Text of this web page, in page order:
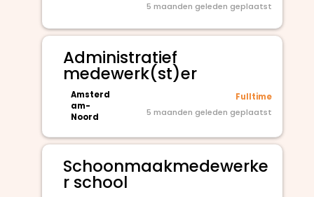
5 maanden geleden geplaatst
Administratief
medewerk(st)er
Amsterd
am-
Noord
Fulltime
5 maanden geleden geplaatst
Schoonmaakmedewerke
r school